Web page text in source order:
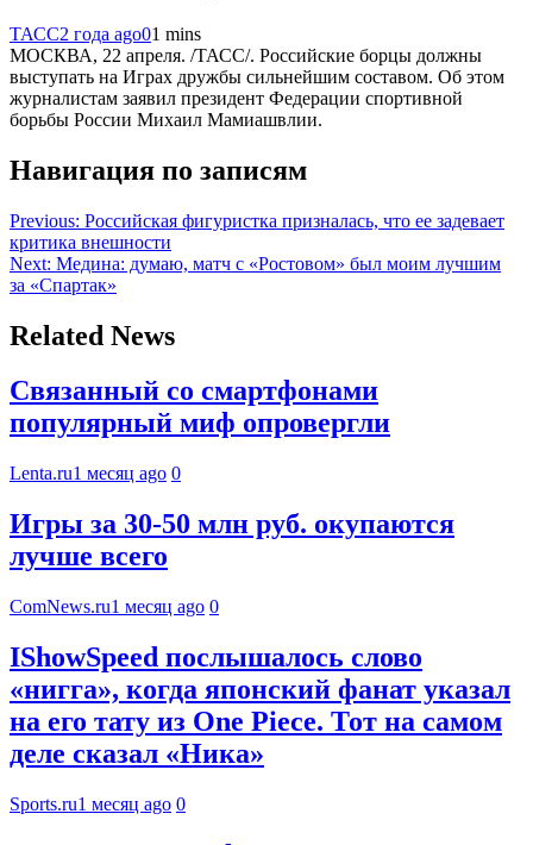
ТАСС2 года ago01 mins
МОСКВА, 22 апреля. /ТАСС/. Российские борцы должны
выступать на Играх дружбы сильнейшим составом. Об этом
журналистам заявил президент Федерации спортивной
борьбы России Михаил Мамиашвлии.
Навигация по записям
Previous: Российская фигуристка призналась, что ее задевает
критика внешности
Next: Медина: думаю, матч с «Ростовом» был моим лучшим
за «Спартак»
Related News
Связанный со смартфонами
популярный миф опровергли
Lenta.ru1 месяц ago 0
Игры за 30-50 млн руб. окупаются
лучше всего
ComNews.ru1 месяц ago 0
IShowSpeed послышалось слово
«нигга», когда японский фанат указал
на его тату из One Piece. Тот на самом
деле сказал «Ника»
Sports.ru1 месяц ago 0